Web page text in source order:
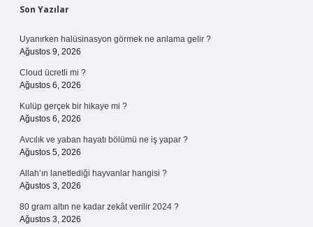
Sidebar
Son Yazılar
Uyanırken halüsinasyon görmek ne anlama gelir ?
Ağustos 9, 2026
Cloud ücretli mi ?
Ağustos 6, 2026
Kulüp gerçek bir hikaye mi ?
Ağustos 6, 2026
Avcılık ve yaban hayatı bölümü ne iş yapar ?
Ağustos 5, 2026
Allah’ın lanetlediği hayvanlar hangisi ?
Ağustos 3, 2026
80 gram altın ne kadar zekât verilir 2024 ?
Ağustos 3, 2026